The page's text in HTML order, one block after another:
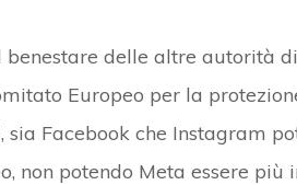
benestare delle altre autorità
Europeo per la
Facebook che Instagram
non potendo Meta essere più